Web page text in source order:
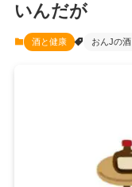
いんだが
酒と健康 おんJの